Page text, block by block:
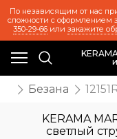
По независящим от нас
сложности с оформлением
350-29-66или закажите
Безана
KERAMA
светлый